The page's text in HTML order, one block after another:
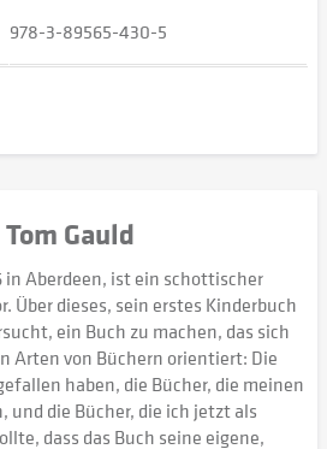
978-3-89565-430-5
Gauld
in Aberdeen, ist ein schottischer
Über dieses, sein erstes Kinderbuch
ein Buch zu machen, das sich
Arten von Büchern orientiert: Die
haben, die Bücher, die meinen
und die Bücher, die ich jetzt als
dass das Buch seine eigene,